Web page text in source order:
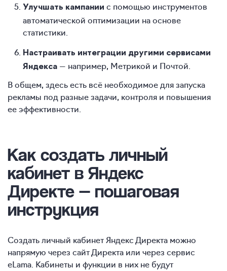
Улучшать кампании с помощью инструментов
автоматической оптимизации на основе
статистики.
Настраивать интеграции другими сервисами
Яндекса — например, Метрикой и Почтой.
В общем, здесь есть всё необходимое для запуска
рекламы под разные задачи, контроля и повышения
ее эффективности.
Как создать личный
кабинет в Яндекс
Директе — пошаговая
инструкция
Создать личный кабинет Яндекс Директа можно
напрямую через сайт Директа или через сервис
eLama. Кабинеты и функции в них не будут